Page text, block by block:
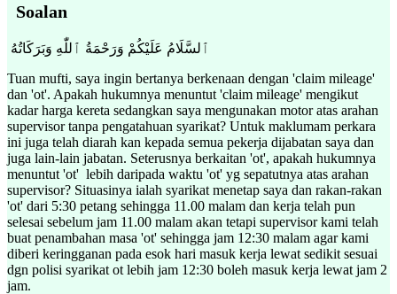
Soalan
Tuan mufti, saya ingin bertanya berkenaan dengan 'claim mileage'
dan 'ot'. Apakah hukumnya menuntut 'claim mileage' mengikut
kadar harga kereta sedangkan saya mengunakan motor atas arahan
supervisor tanpa pengatahuan syarikat? Untuk maklumam perkara
ini juga telah diarah kan kepada semua pekerja dijabatan saya dan
juga lain-lain jabatan. Seterusnya berkaitan 'ot', apakah hukumnya
menuntut 'ot' lebih daripada waktu 'ot' yg sepatutnya atas arahan
supervisor? Situasinya ialah syarikat menetap saya dan rakan-rakan
'ot' dari 5:30 petang sehingga 11.00 malam dan kerja telah pun
selesai sebelum jam 11.00 malam akan tetapi supervisor kami telah
buat penambahan masa 'ot' sehingga jam 12:30 malam agar kami
diberi keringganan pada esok hari masuk kerja lewat sedikit sesuai
dgn polisi syarikat ot lebih jam 12:30 boleh masuk kerja lewat jam 2
jam.